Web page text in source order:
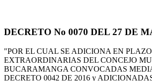
DECRETO No 0070 DEL 27 DE
"POR EL CUAL SE ADICIONA EN
EXTRAORDINARIAS DEL CONCEJO
BUCARAMANGA CONVOCADAS
DECRETO 0042 DE 2016 y